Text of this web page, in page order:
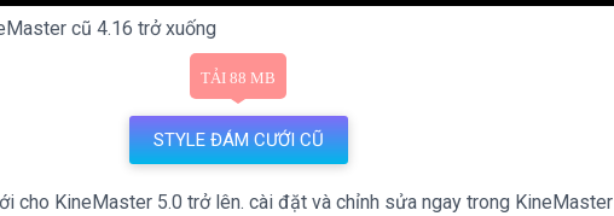
cũ 4.16 trở xuống
STYLE ĐÁM CƯỚI CŨ
cho KineMaster 5.0 trở lên. cài đặt và chỉnh sửa ngay trong KineMaster